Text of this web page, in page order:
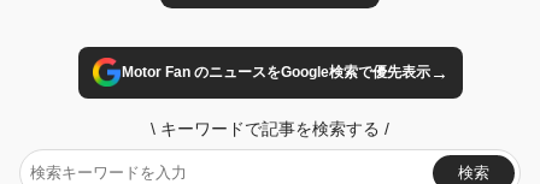
Motor Fan のニュースをGoogle検索で優先表示→
\ キーワードで記事を検索する /
検索